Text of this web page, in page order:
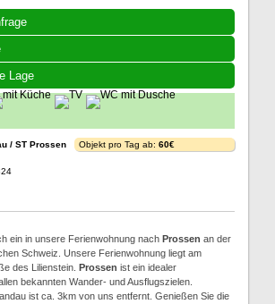
Lage
/ ST Prossen
Objekt pro Tag ab: 60€
ein in unsere Ferienwohnung nach Prossen an der
Schweiz. Unsere Ferienwohnung liegt am
des Lilienstein. Prossen ist ein idealer
bekannten Wander- und Ausflugszielen.
ist ca. 3km von uns entfernt. Genießen Sie die